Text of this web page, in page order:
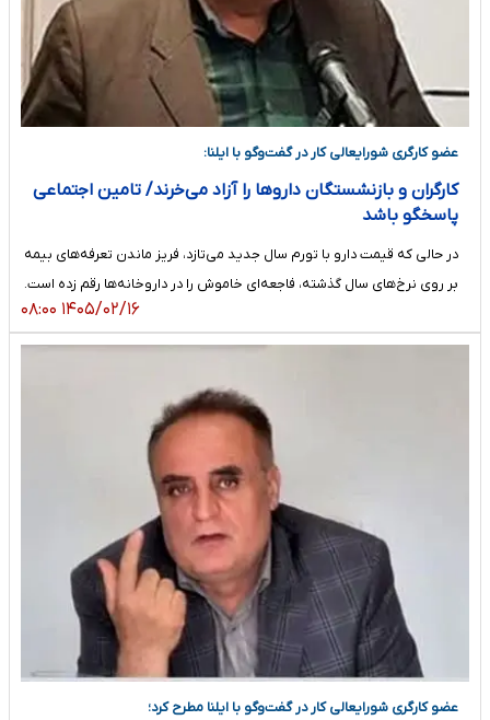
عضو کارگری شورایعالی کار در گفت‌وگو با ایلنا:
کارگران و بازنشستگان داروها را آزاد می‌خرند/ تامین اجتماعی
پاسخگو باشد
در حالی که قیمت دارو با تورم سال جدید می‌تازد، فریز ماندن تعرفه‌های بیمه
بر روی نرخ‌های سال گذشته، فاجعه‌ای خاموش را در داروخانه‌ها رقم زده است.
۱۴۰۵/۰۲/۱۶ ۰۸:۰۰
عضو کارگری شورایعالی کار در گفت‌وگو با ایلنا مطرح کرد؛